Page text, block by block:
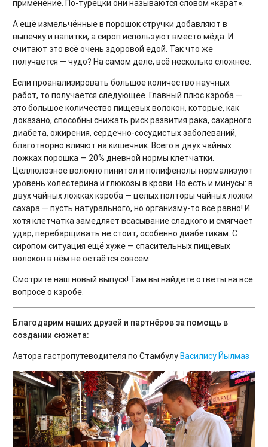
применение. По-турецки они называются словом «карат».
А ещё измельчённые в порошок стручки добавляют в
выпечку и напитки, а сироп используют вместо мёда. И
считают это всё очень здоровой едой. Так что же
получается — чудо? На самом деле, всё несколько сложнее.
Если проанализировать большое количество научных
работ, то получается следующее. Главный плюс кэроба —
это большое количество пищевых волокон, которые, как
доказано, способны снижать риск развития рака, сахарного
диабета, ожирения, сердечно-сосудистых заболеваний,
благотворно влияют на кишечник. Всего в двух чайных
ложках порошка — 20% дневной нормы клетчатки.
Целлюлозное волокно пинитол и полифенолы нормализуют
уровень холестерина и глюкозы в крови. Но есть и минусы: в
двух чайных ложках кэроба — целых полторы чайных ложки
сахара — пусть натурального, но организму-то всё равно! И
хотя клетчатка замедляет всасывание сладкого и смягчает
удар, перебарщивать не стоит, особенно диабетикам. С
сиропом ситуация ещё хуже — спасительных пищевых
волокон в нём не остаётся совсем.
Смотрите наш новый выпуск! Там вы найдете ответы на все
вопросе о кэробе.
Благодарим наших друзей и партнёров за помощь в
создании сюжета:
Автора гастропутеводителя по СтамбулуВасилису Йылмаз